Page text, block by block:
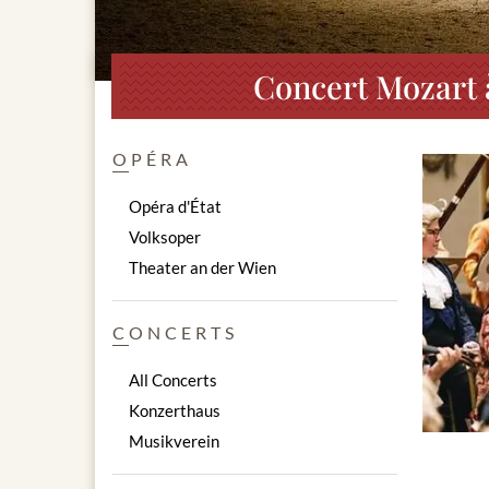
Concert
OPÉRA
Opéra d'État
Volksoper
Theater an der Wien
CONCERTS
All Concerts
Konzerthaus
Musikverein